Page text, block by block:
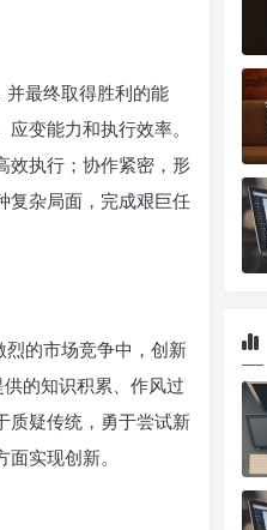
并最终取得胜利的能
变能力和执行效率。
效执行；协作紧密，形
复杂局面，完成艰巨任
烈的市场竞争中，创新
的知识积累、作风过
质疑传统，勇于尝试新
实现创新。